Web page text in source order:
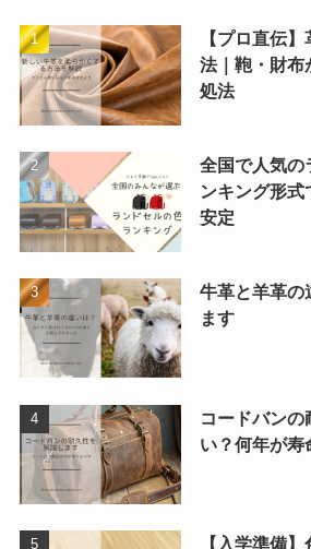
【プロ直伝
法｜鞄・財布
処法
全国で人気の
ンキング形式
安定
牛革と羊革の
ます
コードバンの
い？何年が寿
【入学準備